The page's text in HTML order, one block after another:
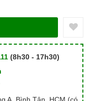
(8h30 - 17h30)